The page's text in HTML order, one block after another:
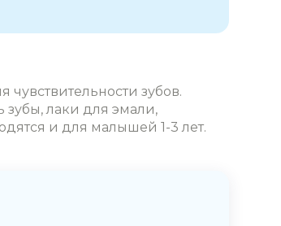
зубов.
зубы, лаки для эмали,
и для малышей 1-3 лет.